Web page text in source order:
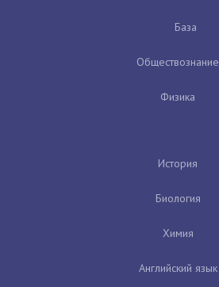
База
Обществознание
Физика
История
Биология
Химия
Английский язык